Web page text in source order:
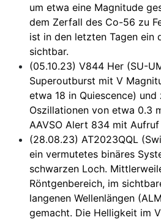
um etwa eine Magnitude
dem Zerfall des Co-56 zu
ist in den letzten Tagen ein
sichtbar.
(05.10.23) V844 Her (SU-
Superoutburst mit V
etwa 18 in Quiescence)
Oszillationen von etwa 0.3
AAVSO Alert 834 mit
(28.08.23) AT2023QQL
ein vermutetes binäres
schwarzen Loch.
Röntgenbereich, im
langenen Wellenlängen
gemacht. Die Helligkeit im